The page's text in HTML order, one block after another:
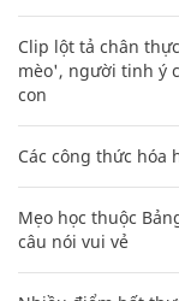
Clip lột tả chân
mèo', người tinh ý
con
Các công thức hóa
Mẹo học thuộc
câu nói vui vẻ